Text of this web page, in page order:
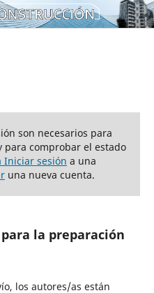
son necesarios para
para comprobar el estado
Iniciar sesión a una
una nueva cuenta.
la preparación
los autores/as están